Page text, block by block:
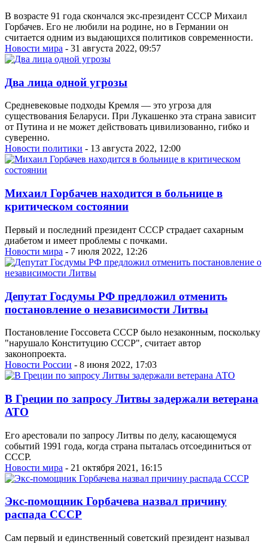
В возрасте 91 года скончался экс-президент СССР Михаил
Горбачев. Его не любили на родине, но в Германии он
считается одним из выдающихся политиков современности.
Новости мира - 31 августа 2022, 09:57
Два лица одной угрозы
Средневековые подходы Кремля — это угроза для
существования Беларуси. При Лукашенко эта страна зависит
от Путина и не может действовать цивилизованно, гибко и
суверенно.
Новости политики - 13 августа 2022, 12:00
Михаил Горбачев находится в больнице в
критическом состоянии
Первый и последний президент СССР страдает сахарным
диабетом и имеет проблемы с почками.
Новости мира - 7 июля 2022, 12:26
Депутат Госдумы РФ предложил отменить
постановление о независимости Литвы
Постановление Госсовета СССР было незаконным, поскольку
"нарушало Конституцию СССР", считает автор
законопроекта.
Новости России - 8 июня 2022, 17:03
В Греции по запросу Литвы задержали ветерана
АТО
Его арестовали по запросу Литвы по делу, касающемуся
событий 1991 года, когда страна пыталась отсоединиться от
СССР.
Новости мира - 21 октября 2021, 16:15
Экс-помощник Горбачева назвал причину
распада СССР
Сам первый и единственный советский президент называл